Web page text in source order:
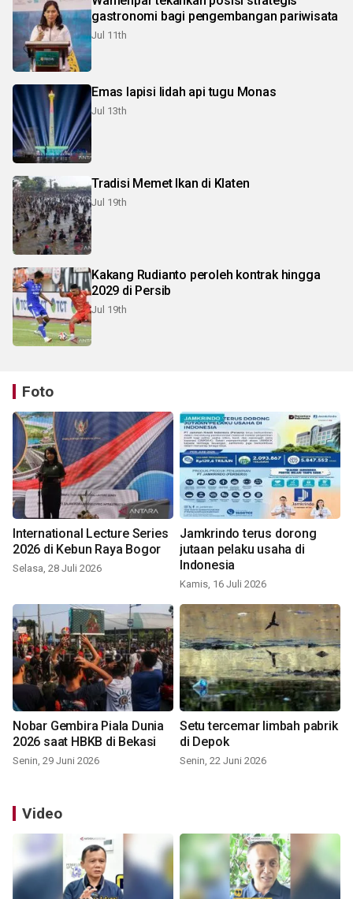
gastronomi bagi pengembangan pariwisata
Jul 11th
Emas lapisi lidah api tugu Monas
Jul 13th
Tradisi Memet Ikan di Klaten
Jul 19th
Kakang Rudianto peroleh kontrak hingga
2029 di Persib
Jul 19th
Foto
International Lecture Series
2026 di Kebun Raya Bogor
Selasa, 28 Juli 2026
Jamkrindo terus dorong
jutaan pelaku usaha di
Indonesia
Kamis, 16 Juli 2026
Nobar Gembira Piala Dunia
2026 saat HBKB di Bekasi
Senin, 29 Juni 2026
Setu tercemar limbah pabrik
di Depok
Senin, 22 Juni 2026
Video